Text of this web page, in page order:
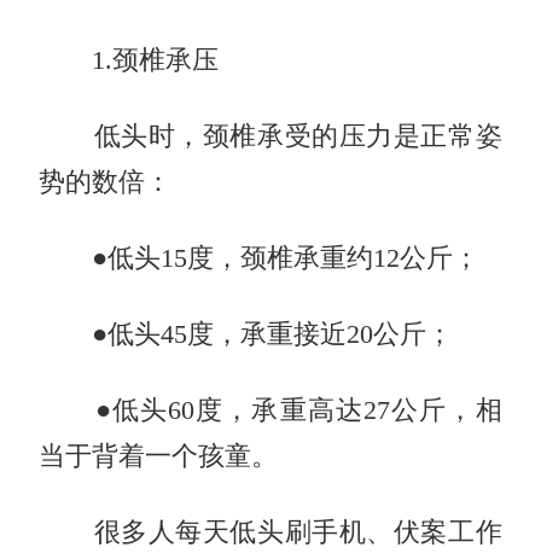
1.颈椎承压
低头时，颈椎承受的压力是正常姿
势的数倍：
●低头15度，颈椎承重约12公斤；
●低头45度，承重接近20公斤；
●低头60度，承重高达27公斤，相
当于背着一个孩童。
很多人每天低头刷手机、伏案工作